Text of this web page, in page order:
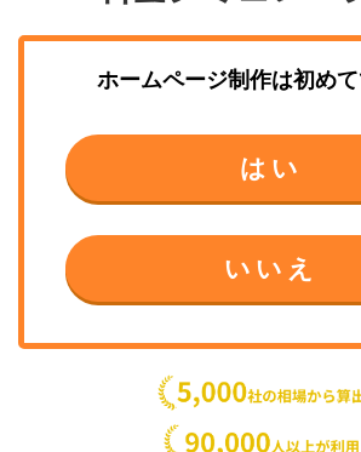
ホームページ制作は初め
はい
いいえ